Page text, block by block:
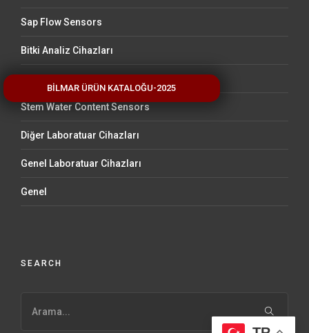
Sap Flow Sensors
Bitki Analiz Cihazları
Stem Water Content Sensors
Diğer Laboratuar Cihazları
Genel Laboratuar Cihazları
Genel
SEARCH
BİLMAR ÜRÜN KATALOĞU-2025